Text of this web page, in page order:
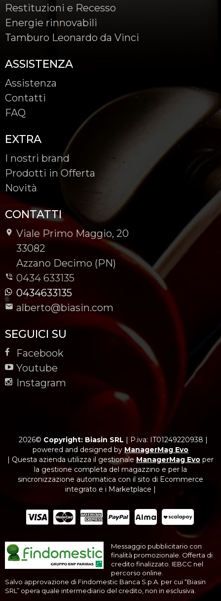
Restituzioni e Recesso
Energie rinnovabili
Tamburo Leonardo da Vinci
ASSISTENZA
Assistenza
Contatti
FAQ
EXTRA
I nostri brand
Prodotti in Offerta
Novità
CONTATTI
Viale Primo Maggio, 20
-
33082
-
Azzano Decimo (PN)
0434 633135
0434633135
alberto@biasin.com
SEGUICI SU
Facebook
Youtube
Instagram
2026© Copyright: Biasin SRL | P.iva: IT01249220938 |
powered and designed by ManagerMag Evo
| Questa azienda utilizza il gestionale ManagerMag Evo per
la gestione completa del magazzino e per la
sincronizzazione automatica con il sito di Ecommerce
integrato e i Marketplace |
Messaggio pubblicitario con
finalità promozionale. Offerta di
credito finalizzato. IEBCC nel
percorso online.
Salvo approvazione di Findomestic Banca S.p.A. per cui “Biasin
SRL” opera quale intermediario del credito, non in esclusiva.